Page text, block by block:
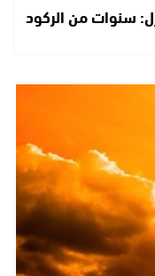
سنوات من الركود